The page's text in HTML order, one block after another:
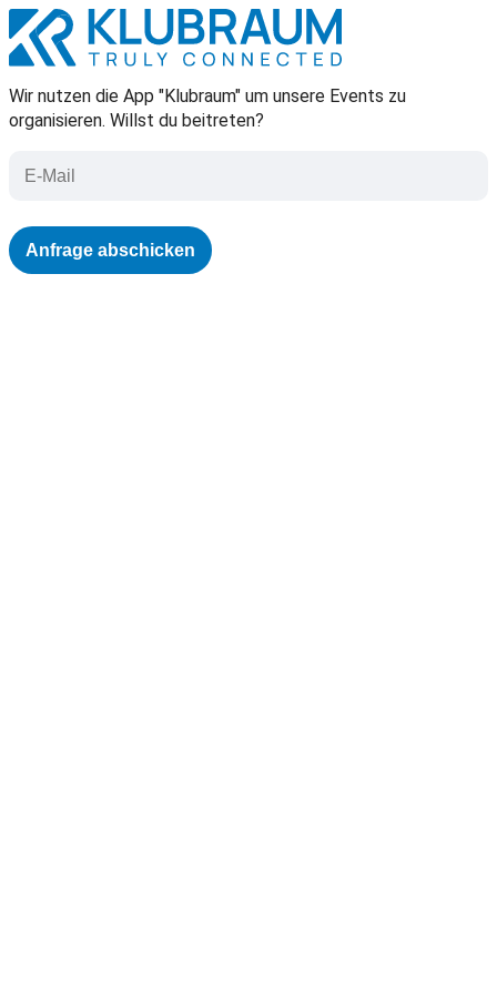
Wir nutzen die App "Klubraum" um unsere Events zu
organisieren. Willst du beitreten?
Anfrage abschicken